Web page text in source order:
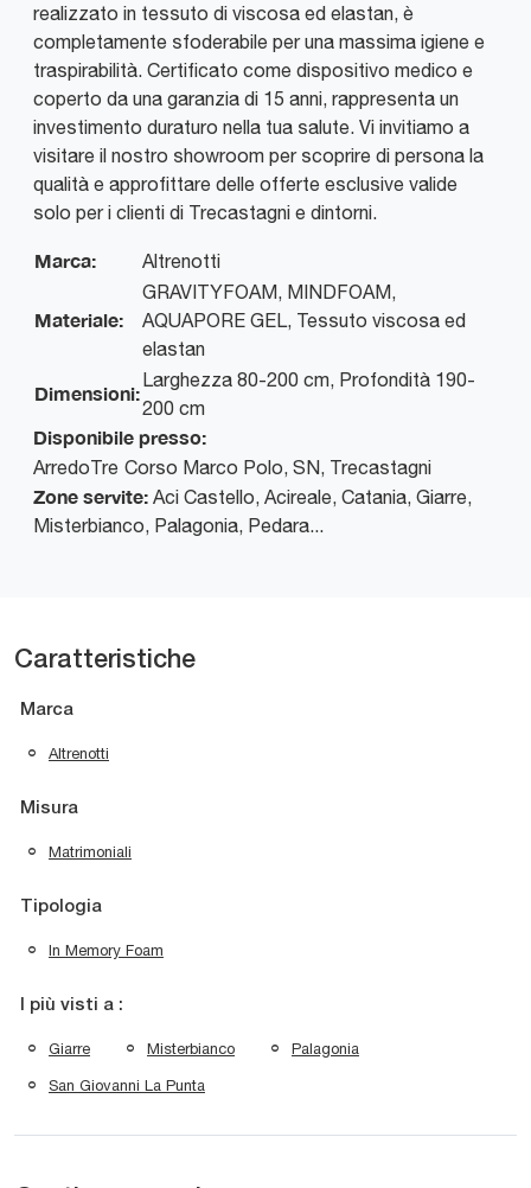
realizzato in tessuto di viscosa ed elastan, è
completamente sfoderabile per una massima igiene e
traspirabilità. Certificato come dispositivo medico e
coperto da una garanzia di 15 anni, rappresenta un
investimento duraturo nella tua salute. Vi invitiamo a
visitare il nostro showroom per scoprire di persona la
qualità e approfittare delle offerte esclusive valide
solo per i clienti di Trecastagni e dintorni.
Marca: Altrenotti
Materiale:
GRAVITYFOAM, MINDFOAM,
AQUAPORE GEL, Tessuto viscosa ed
elastan
Dimensioni:
Larghezza 80-200 cm, Profondità 190-
200 cm
Disponibile presso:
ArredoTre Corso Marco Polo, SN, Trecastagni
Zone servite: Aci Castello, Acireale, Catania, Giarre,
Misterbianco, Palagonia, Pedara...
Caratteristiche
Marca
Altrenotti
Misura
Matrimoniali
Tipologia
In Memory Foam
I più visti a :
Giarre Misterbianco Palagonia
San Giovanni La Punta